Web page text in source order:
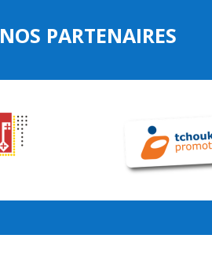
NOS PARTENAIRES